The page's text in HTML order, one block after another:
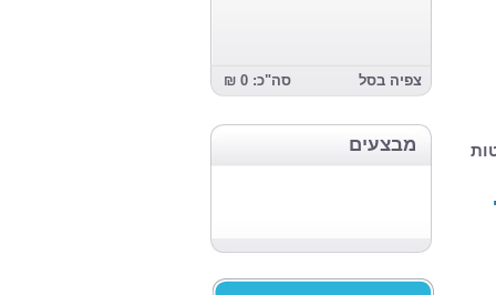
צפיה בסל סה"כ: 0 ₪
מבצעים